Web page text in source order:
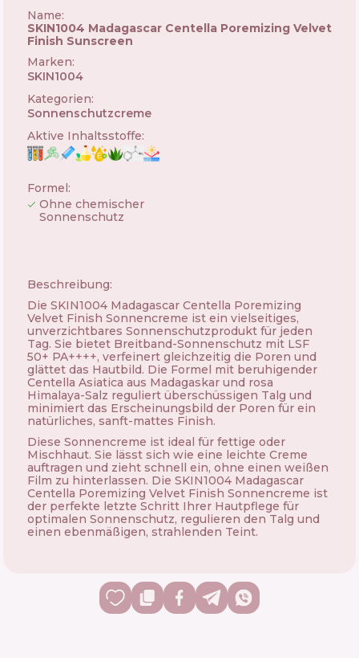
Name:
SKIN1004 Madagascar Centella Poremizing Velvet
Finish Sunscreen
Marken:
SKIN1004
Kategorien:
Sonnenschutzcreme
Aktive Inhaltsstoffe:
Formel:
Ohne chemischer
Sonnenschutz
Beschreibung:
Die SKIN1004 Madagascar Centella Poremizing
Velvet Finish Sonnencreme ist ein vielseitiges,
unverzichtbares Sonnenschutzprodukt für jeden
Tag. Sie bietet Breitband-Sonnenschutz mit LSF
50+ PA++++, verfeinert gleichzeitig die Poren und
glättet das Hautbild. Die Formel mit beruhigender
Centella Asiatica aus Madagaskar und rosa
Himalaya-Salz reguliert überschüssigen Talg und
minimiert das Erscheinungsbild der Poren für ein
natürliches, sanft-mattes Finish.
Diese Sonnencreme ist ideal für fettige oder
Mischhaut. Sie lässt sich wie eine leichte Creme
auftragen und zieht schnell ein, ohne einen weißen
Film zu hinterlassen. Die SKIN1004 Madagascar
Centella Poremizing Velvet Finish Sonnencreme ist
der perfekte letzte Schritt Ihrer Hautpflege für
optimalen Sonnenschutz, regulieren den Talg und
einen ebenmäßigen, strahlenden Teint.